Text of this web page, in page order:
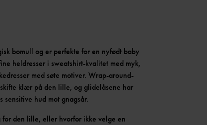
bomull og er perfekte for en nyfødt baby
heldresser i sweatshirt-kvalitet med myk,
med søte motiver. Wrap-around-
klær på den lille, og glidelåsene har
sensitive hud mot gnagsår.
for den lille, eller hvorfor ikke velge en